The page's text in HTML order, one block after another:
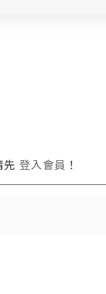
先 登入會員 ！